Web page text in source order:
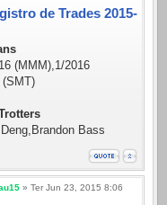
de Trades 2015-
(MMM),1/2016
(SMT)
Bass
» Ter Jun 23, 2015 8:06